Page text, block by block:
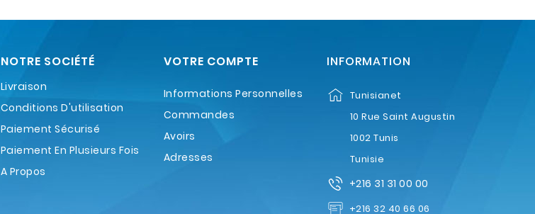
NOTRE SOCIÉTÉ
Livraison
Conditions D'utilisation
Paiement Sécurisé
Paiement En Plusieurs Fois
A Propos
VOTRE COMPTE
Informations Personnelles
Commandes
Avoirs
Adresses
INFORMATION
Tunisianet
10 Rue Saint Augustin
1002 Tunis
Tunisie
+216 31 31 00 00
+216 32 40 66 06